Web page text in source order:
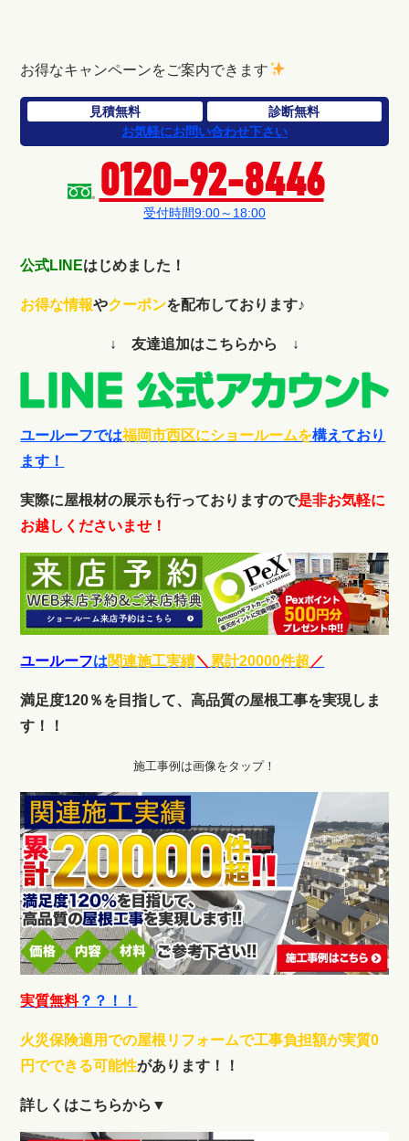
お得なキャンペーンをご案内できます
見積無料
診断無料
お気軽にお問い合わせ下さい
0120-92-8446
受付時間9:00～18:00
公式LINEはじめました！
お得な情報やクーポンを配布しております♪
↓ 友達追加はこちらから ↓
ユールーフでは福岡市西区にショールームを構えており
ます！
実際に屋根材の展示も行っておりますので是非お気軽に
お越しくださいませ！
ユールーフは関連施工実績＼ 累計20000件超／
満足度120％を目指して、高品質の屋根工事を実現しま
す！！
施工事例は画像をタップ！
実質無料？？！！
火災保険適用での屋根リフォームで工事負担額が実質0
円でできる可能性があります！！
詳しくはこちらから▼